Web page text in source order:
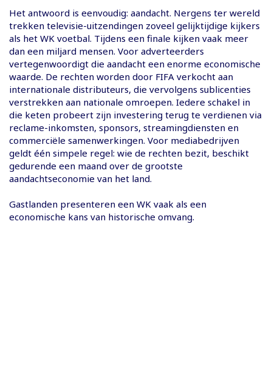
Het antwoord is eenvoudig: aandacht. Nergens ter wereld
trekken televisie-uitzendingen zoveel gelijktijdige kijkers
als het WK voetbal. Tijdens een finale kijken vaak meer
dan een miljard mensen. Voor adverteerders
vertegenwoordigt die aandacht een enorme economische
waarde. De rechten worden door FIFA verkocht aan
internationale distributeurs, die vervolgens sublicenties
verstrekken aan nationale omroepen. Iedere schakel in
die keten probeert zijn investering terug te verdienen via
reclame-inkomsten, sponsors, streamingdiensten en
commerciële samenwerkingen. Voor mediabedrijven
geldt één simpele regel: wie de rechten bezit, beschikt
gedurende een maand over de grootste
aandachtseconomie van het land.
Gastlanden presenteren een WK vaak als een
economische kans van historische omvang.